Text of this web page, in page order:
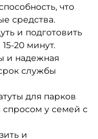
что
средства.
и подготовить
20 минут.
и надежная
службы
для парков
спросом у семей с
и